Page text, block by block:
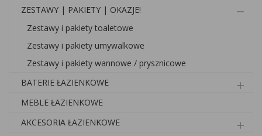
ZESTAWY | PAKIETY | OKAZJE! remove
Zestawy i pakiety toaletowe
Zestawy i pakiety umywalkowe
Zestawy i pakiety wannowe / prysznicowe
BATERIE ŁAZIENKOWE
add
MEBLE ŁAZIENKOWE
AKCESORIA ŁAZIENKOWE
add